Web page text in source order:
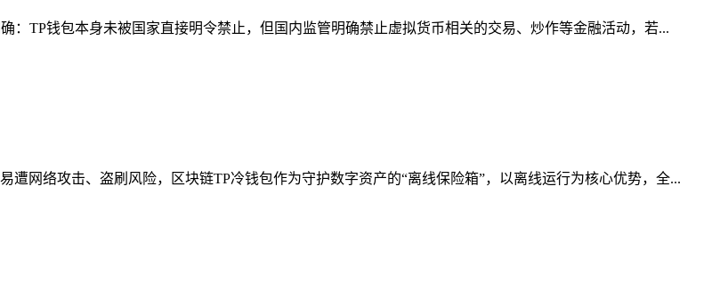
：TP钱包本身未被国家直接明令禁止，但国内监管明确禁止虚拟货币相关的交易、炒作等金融活动，若...
网络攻击、盗刷风险，区块链TP冷钱包作为守护数字资产的“离线保险箱”，以离线运行为核心优势，全...